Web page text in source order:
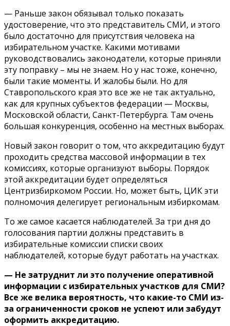
— Раньше закон обязывал только показать
удостоверение, что это представитель СМИ, и этого
было достаточно для присутствия человека на
избирательном участке. Какими мотивами
руководствовались законодатели, которые приняли
эту поправку – мы не знаем. Но у нас тоже, конечно,
были такие моменты. И жалобы были. Но для
Ставропольского края это все же не так актуально,
как для крупных субъектов федерации — Москвы,
Московской области, Санкт-Петербурга. Там очень
большая конкуренция, особенно на местных выборах.
Новый закон говорит о том, что аккредитацию будут
проходить средства массовой информации в тех
комиссиях, которые организуют выборы. Порядок
этой аккредитации будет определяться
Центризбиркомом России. Но, может быть, ЦИК эти
полномочия делегирует региональным избиркомам.
То же самое касается наблюдателей. За три дня до
голосования партии должны представить в
избирательные комиссии списки своих
наблюдателей, которые будут работать на участках.
— Не затруднит ли это получение оперативной
информации с избирательных участков для СМИ?
Все же велика вероятность, что какие-то СМИ из-
за ограниченности сроков не успеют или забудут
оформить аккредитацию.